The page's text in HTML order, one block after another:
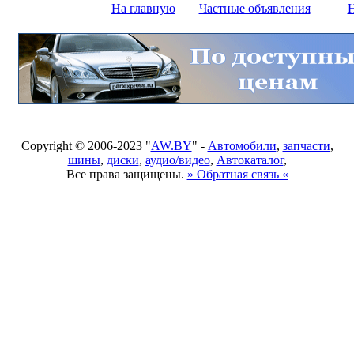
На главную Частные объявления
Copyright © 2006-2023 "AW.BY" - Автомобили, запчасти,
шины, диски, аудио/видео, Автокаталог,
Все права защищены. » Обратная связь «